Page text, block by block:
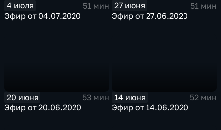
4 июля
51 мин
Эфир от 04.07.2020
27 июня
51 мин
Эфир от 27.06.2020
20 июня
53 мин
Эфир от 20.06.2020
14 июня
52 мин
Эфир от 14.06.2020